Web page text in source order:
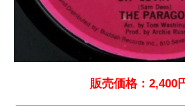
販売価格：2,400